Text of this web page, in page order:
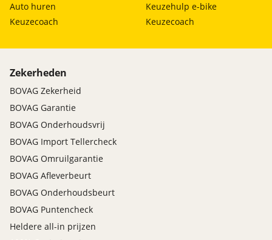
Auto huren
Keuzecoach
Keuzehulp e-bike
Keuzecoach
Zekerheden
BOVAG Zekerheid
BOVAG Garantie
BOVAG Onderhoudsvrij
BOVAG Import Tellercheck
BOVAG Omruilgarantie
BOVAG Afleverbeurt
BOVAG Onderhoudsbeurt
BOVAG Puntencheck
Heldere all-in prijzen